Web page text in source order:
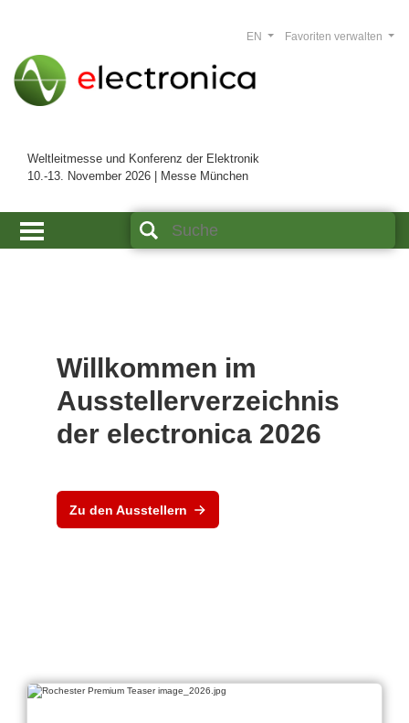
Weltleitmesse und Konferenz der Elektronik
10.-13. November 2026 | Messe München
Favoriten verwalten
EN
Willkommen im
Ausstellerverzeichnis
der electronica 2026
Zu den Ausstellern